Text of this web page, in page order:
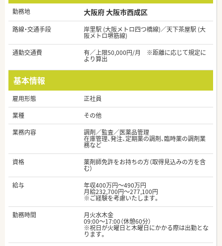
勤務地 大阪府 大阪市西成区
路線・交通手段 岸里駅 (大阪メトロ四つ橋線)／天下茶屋駅 (大
阪メトロ堺筋線)
通勤交通費
有／上限50,000円/月 ※距離に応じて規定に
より算出
基本情報
雇用形態
正社員
業種
その他
業務内容
調剤／監査／医薬品管理
在庫管理、発注、定期薬の調剤、臨時薬の調剤業
務など
資格
薬剤師免許をお持ちの方（取得見込みの方を含
む）
給与
年収400万円～490万円
月給232,700円～277,100円
※ご経験を考慮いたします。
勤務時間
月火水木金
09:00～17:00（休憩60分）
※祝日が火曜日と木曜日にかかる際は出勤とな
ります。